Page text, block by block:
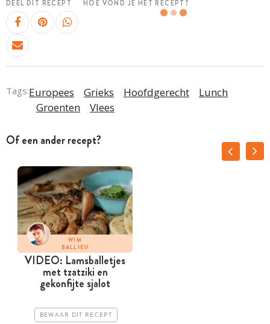
DEEL DIT RECEPT HOE VOND JE HET RECEPT?
Tags:Europees Grieks Hoofdgerecht
Lunch
Groenten
Vlees
Of een ander recept?
WIM
BALLIEU
VIDEO: Lamsballetjes
met tzatziki en
gekonfijte sjalot
BEWAAR DIT RECEPT